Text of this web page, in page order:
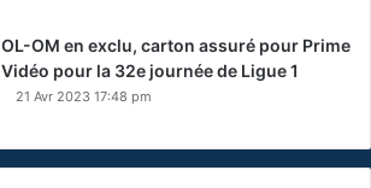
OL-OM en exclu, carton assuré pour Prime
Vidéo pour la 32e journée de Ligue 1
21 Avr 2023 17:48 pm